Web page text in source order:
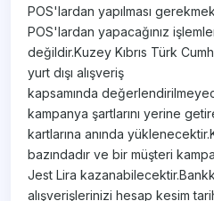
POS'lardan yapılması
POS'lardan yapacağınız
değildir.Kuzey Kıbrıs Türk
yurt dışı alışveriş
kapsamında
kampanya şartlarını yerine
kartlarına anında
bazındadır ve bir müşteri
Jest Lira
alışverişlerinizi hesap kesim